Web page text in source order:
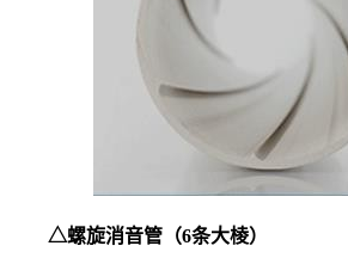
△螺旋消音管（6条大棱）